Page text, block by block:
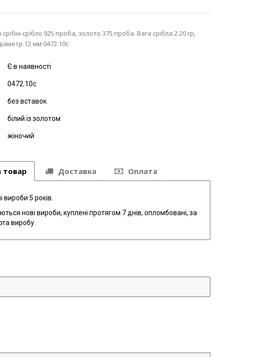
срібні срібло 925 проба, золото 375 проба. Вага срібла 2.20 гр,
12 мм 0472.10с
Є в наявності
0472.10с
без вставок
білий із золотом
жіночий
товар Доставка Оплата
вироби 5 років.
нові вироби, куплені протягом 7 днів, опломбовані, за
виробу.